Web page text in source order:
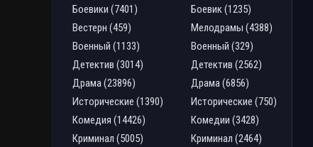
Боевики (7401)
Вестерн (459)
Военный (1133)
Детектив (3014)
Драма (23896)
Исторические (1390)
Комедия (14426)
Криминал (5005)
Боевик (1235)
Мелодрамы (4388)
Военный (329)
Детектив (2562)
Драма (6856)
Исторические (750)
Комедии (3428)
Криминал (2464)